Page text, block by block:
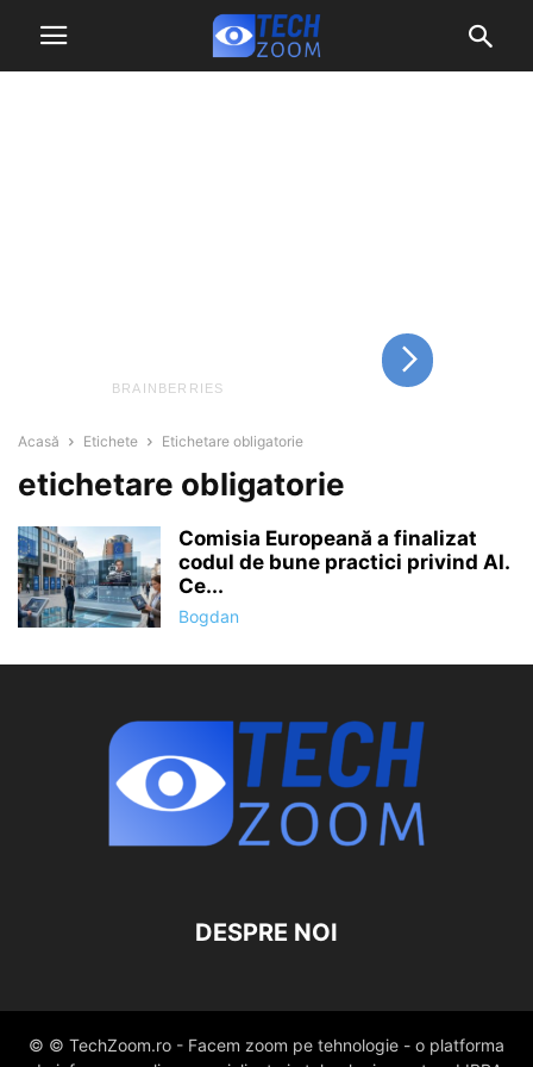
Acasă Etichete Etichetare obligatorie
etichetare obligatorie
Comisia Europeană a finalizat
codul de bune practici privind AI.
Ce...
Bogdan
DESPRE NOI
© © TechZoom.ro - Facem zoom pe tehnologie - o platforma